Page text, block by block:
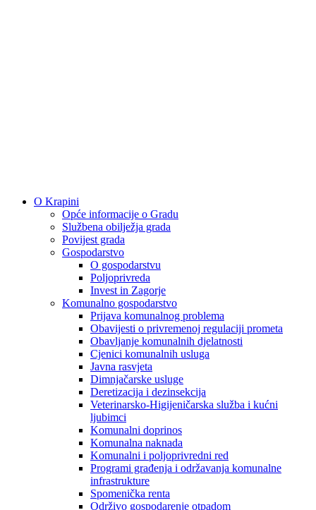
O Krapini
Opće informacije o Gradu
Službena obilježja grada
Povijest grada
Gospodarstvo
O gospodarstvu
Poljoprivreda
Invest in Zagorje
Komunalno gospodarstvo
Prijava komunalnog problema
Obavijesti o privremenoj regulaciji prometa
Obavljanje komunalnih djelatnosti
Cjenici komunalnih usluga
Javna rasvjeta
Dimnjačarske usluge
Deretizacija i dezinsekcija
Veterinarsko-Higijeničarska služba i kućni
ljubimci
Komunalni doprinos
Komunalna naknada
Komunalni i poljoprivredni red
Programi građenja i održavanja komunalne
infrastrukture
Spomenička renta
Održivo gospodarenje otpadom